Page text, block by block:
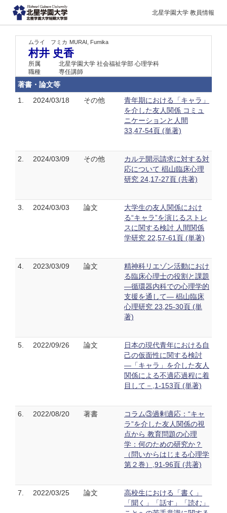
北星学園大学 教員情報
ムライ フミカ MURAI, Fumika
村井 史香
所属
北星学園大学 社会福祉学部 心理学科
職種
専任講師
著書・論文等
1.
2024/03/18 その他
青年期における「キャラ」
を介した友人関係 コミュ
ニケーションと人間
33,47-54頁 (単著)
2. 2024/03/09 その他
カルテ開示請求に対する対
応について 椙山臨床心理
研究 24,17-27頁 (共著)
3. 2024/03/03 論文
大学生の友人関係におけ
る“キャラ”を演じるストレ
スに関する検討 人間関係
学研究 22,57-61頁 (単著)
4. 2023/03/09 論文
精神科リエゾン活動におけ
る臨床心理士の役割と課題
―循環器内科での心理学的
支援を通して― 椙山臨床
心理研究 23,25-30頁 (単
著)
5. 2022/09/26 論文
日本の現代青年における自
己の仮面性に関する検討
―「キャラ」を介した友人
関係による不適応過程に着
目して－,1-153頁 (単著)
6. 2022/08/20 著書
コラム③過剰適応：“キャ
ラ”を介した友人関係の視
点から 教育問題の心理
学：何のための研究か？
（問いからはじまる心理学
第２巻）,91-96頁 (共著)
7. 2022/03/25 論文
高校生における「書く」
「聞く」「話す」「読む」